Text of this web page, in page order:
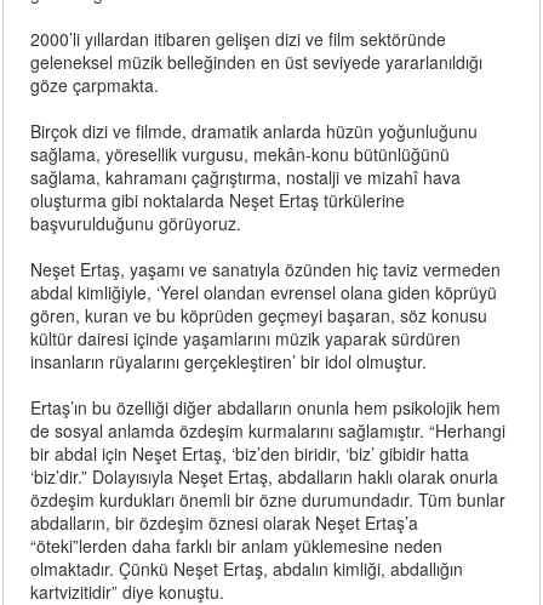
2000’li yıllardan itibaren gelişen dizi ve film sektöründe
geleneksel müzik belleğinden en üst seviyede yararlanıldığı
göze çarpmakta.
Birçok dizi ve filmde, dramatik anlarda hüzün yoğunluğunu
sağlama, yöresellik vurgusu, mekân-konu bütünlüğünü
sağlama, kahramanı çağrıştırma, nostalji ve mizahî hava
oluşturma gibi noktalarda Neşet Ertaş türkülerine
başvurulduğunu görüyoruz.
Neşet Ertaş, yaşamı ve sanatıyla özünden hiç taviz vermeden
abdal kimliğiyle, ‘Yerel olandan evrensel olana giden köprüyü
gören, kuran ve bu köprüden geçmeyi başaran, söz konusu
kültür dairesi içinde yaşamlarını müzik yaparak sürdüren
insanların rüyalarını gerçekleştiren’ bir idol olmuştur.
Ertaş’ın bu özelliği diğer abdalların onunla hem psikolojik hem
de sosyal anlamda özdeşim kurmalarını sağlamıştır. “Herhangi
bir abdal için Neşet Ertaş, ‘biz’den biridir, ‘biz’ gibidir hatta
‘biz’dir.” Dolayısıyla Neşet Ertaş, abdalların haklı olarak onurla
özdeşim kurdukları önemli bir özne durumundadır. Tüm bunlar
abdalların, bir özdeşim öznesi olarak Neşet Ertaş’a
“öteki”lerden daha farklı bir anlam yüklemesine neden
olmaktadır. Çünkü Neşet Ertaş, abdalın kimliği, abdallığın
kartvizitidir” diye konuştu.